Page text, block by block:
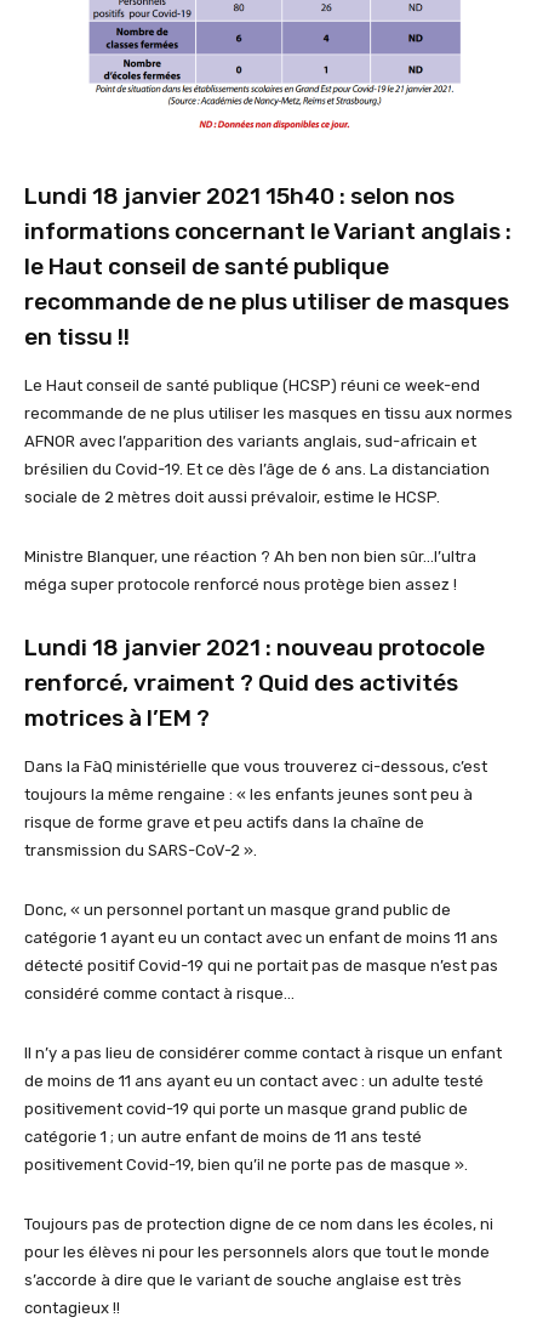
Lundi 18 janvier 2021 15h40 : selon nos
informations concernant le Variant anglais :
le Haut conseil de santé publique
recommande de ne plus utiliser de masques
en tissu !!
Le Haut conseil de santé publique (HCSP) réuni ce week-end
recommande de ne plus utiliser les masques en tissu aux normes
AFNOR avec l’apparition des variants anglais, sud-africain et
brésilien du Covid-19. Et ce dès l’âge de 6 ans. La distanciation
sociale de 2 mètres doit aussi prévaloir, estime le HCSP.
Ministre Blanquer, une réaction ? Ah ben non bien sûr…l’ultra
méga super protocole renforcé nous protège bien assez !
Lundi 18 janvier 2021 : nouveau protocole
renforcé, vraiment ? Quid des activités
motrices à l’EM ?
Dans la FàQ ministérielle que vous trouverez ci-dessous, c’est
toujours la même rengaine : « les enfants jeunes sont peu à
risque de forme grave et peu actifs dans la chaîne de
transmission du SARS-CoV-2 ».
Donc, « un personnel portant un masque grand public de
catégorie 1 ayant eu un contact avec un enfant de moins 11 ans
détecté positif Covid-19 qui ne portait pas de masque n’est pas
considéré comme contact à risque…
Il n’y a pas lieu de considérer comme contact à risque un enfant
de moins de 11 ans ayant eu un contact avec : un adulte testé
positivement covid-19 qui porte un masque grand public de
catégorie 1 ; un autre enfant de moins de 11 ans testé
positivement Covid-19, bien qu’il ne porte pas de masque ».
Toujours pas de protection digne de ce nom dans les écoles, ni
pour les élèves ni pour les personnels alors que tout le monde
s’accorde à dire que le variant de souche anglaise est très
contagieux !!